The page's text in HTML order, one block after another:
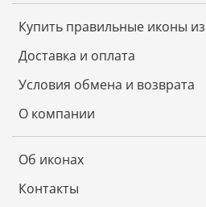
Она не темнеет от времени.
смахивать с нее пыль мягкой
царапин. И икона будет
блеском долгие годы.
Купить правильные иконы
Доставка и оплата
Условия обмена и возврата
О компании
Об иконах
Контакты